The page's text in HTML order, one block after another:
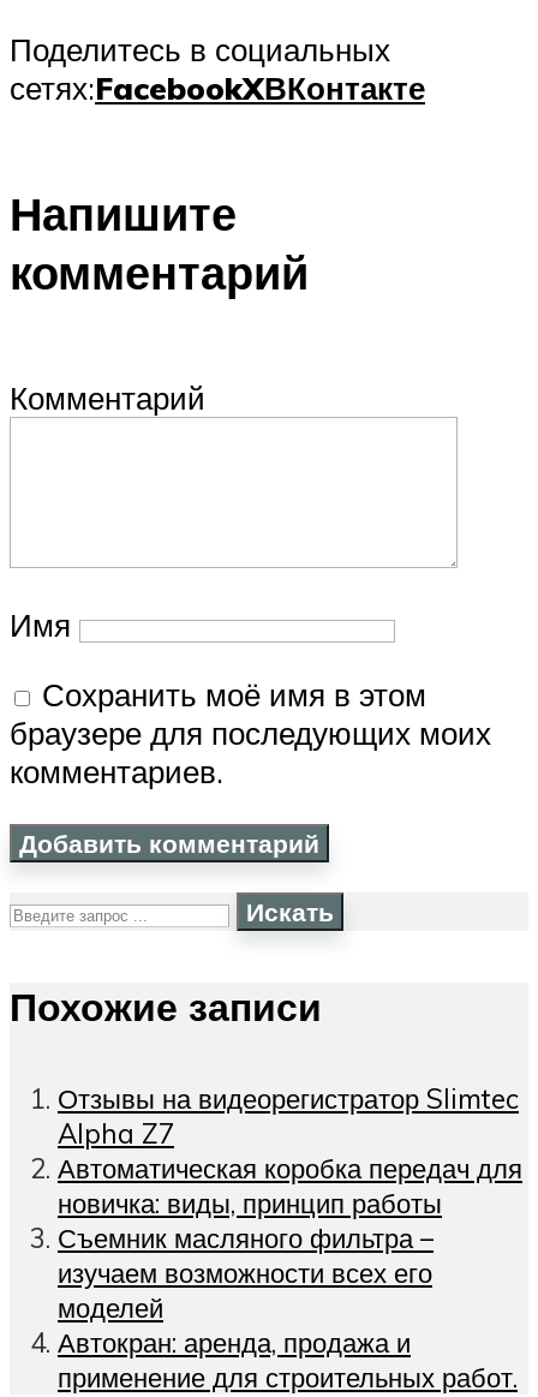
Поделитесь в социальных
сетях:FacebookXВКонтакте
Напишите
комментарий
Комментарий
Имя
Сохранить моё имя в этом
браузере для последующих моих
комментариев.
Искать
Похожие записи
Отзывы на видеорегистратор Slimtec
Alpha Z7
Автоматическая коробка передач для
новичка: виды, принцип работы
Съемник масляного фильтра –
изучаем возможности всех его
моделей
Автокран: аренда, продажа и
применение для строительных работ.